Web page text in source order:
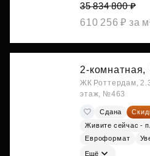
35 834 800 ₽
610 256 ₽ за
2-комнатная,
ЖК Роттердам,
этаж, №463
Сдана
Живите сейчас -
Евроформат
Ещё